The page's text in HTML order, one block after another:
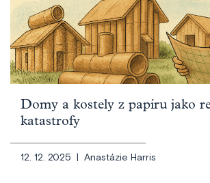
Domy a kostely z papíru jako
katastrofy
12. 12. 2025 | Anastázie Harris